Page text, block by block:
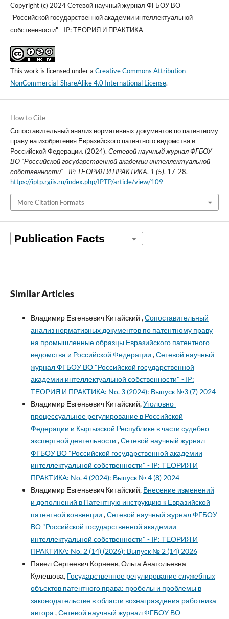
Copyright (c) 2024 Сетевой научный журнал ФГБОУ ВО
"Российской государственной академии интеллектуальной
собственности" - IP: ТЕОРИЯ И ПРАКТИКА
This work is licensed under a Creative Commons Attribution-
NonCommercial-ShareAlike 4.0 International License.
How to Cite
Сопоставительный анализ нормативных документов по патентному
праву на изобретения Евразийского патентного ведомства и
Российской Федерации. (2024). Сетевой научный журнал ФГБОУ
ВО "Российской государственной академии интеллектуальной
собственности" - IP: ТЕОРИЯ И ПРАКТИКА, 1 (5), 17-28.
https://iptp.rgiis.ru/index.php/IPTP/article/view/109
More Citation Formats
Similar Articles
Владимир Евгеньевич Китайский ,Сопоставительный
анализ нормативных документов по патентному праву
на промышленные образцы Евразийского патентного
ведомства и Российской Федерации ,Сетевой научный
журнал ФГБОУ ВО "Российской государственной
академии интеллектуальной собственности" - IP:
ТЕОРИЯ И ПРАКТИКА: No. 3 (2024): Выпуск №3 (7) 2024
Владимир Евгеньевич Китайский,Уголовно-
процессуальное регулирование в Российской
Федерации и Кыргызской Республике в части судебно-
экспертной деятельности ,Сетевой научный журнал
ФГБОУ ВО "Российской государственной академии
интеллектуальной собственности" - IP: ТЕОРИЯ И
ПРАКТИКА: No. 4 (2024): Выпуск № 4 (8) 2024
Владимир Евгеньевич Китайский, Внесение изменений
и дополнений в Патентную инструкцию к Евразийской
патентной конвенции ,Сетевой научный журнал ФГБОУ
ВО "Российской государственной академии
интеллектуальной собственности" - IP: ТЕОРИЯ И
ПРАКТИКА: No. 2 (14) (2026): Выпуск № 2 (14) 2026
Павел Сергеевич Корнеев, Ольга Анатольевна
Кулешова, Государственное регулирование служебных
объектов патентного права: пробелы и проблемы в
законодательстве в области вознаграждения работника-
автора ,Сетевой научный журнал ФГБОУ ВО